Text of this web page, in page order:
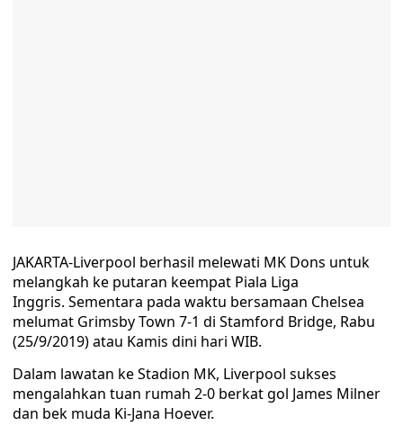
JAKARTA-Liverpool berhasil melewati MK Dons untuk
melangkah ke putaran keempat Piala Liga
Inggris. Sementara pada waktu bersamaan Chelsea
melumat Grimsby Town 7-1 di Stamford Bridge, Rabu
(25/9/2019) atau Kamis dini hari WIB.
Dalam lawatan ke Stadion MK, Liverpool sukses
mengalahkan tuan rumah 2-0 berkat gol James Milner
dan bek muda Ki-Jana Hoever.